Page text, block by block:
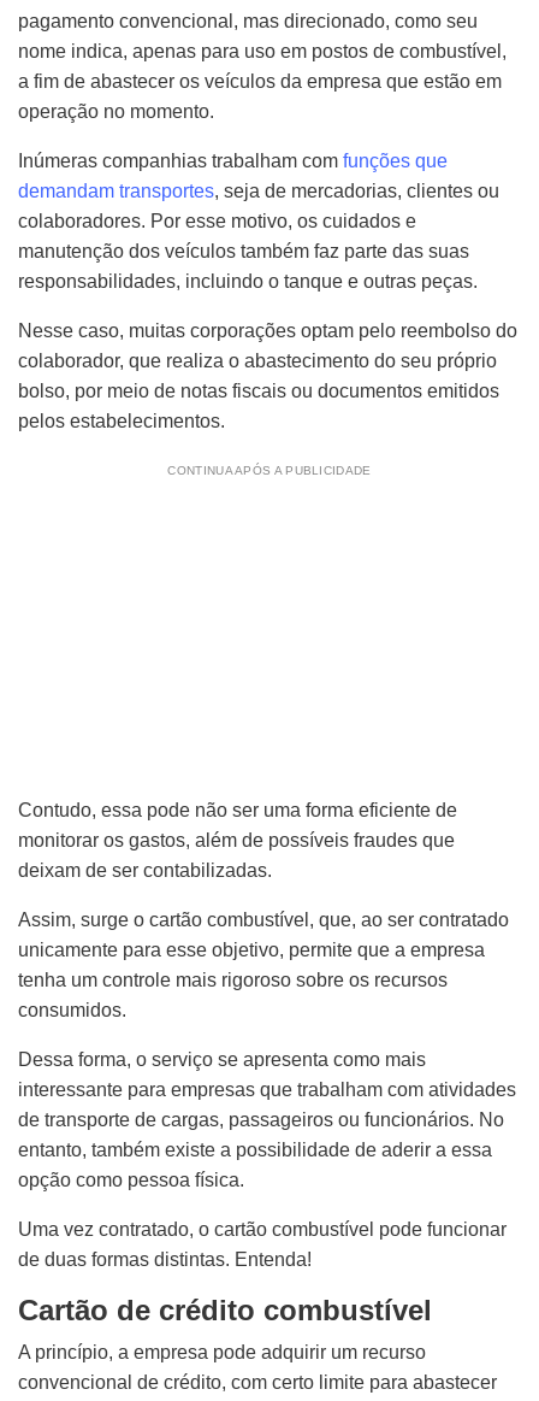
pagamento convencional, mas direcionado, como seu
nome indica, apenas para uso em postos de combustível,
a fim de abastecer os veículos da empresa que estão em
operação no momento.
Inúmeras companhias trabalham com funções que
demandam transportes, seja de mercadorias, clientes ou
colaboradores. Por esse motivo, os cuidados e
manutenção dos veículos também faz parte das suas
responsabilidades, incluindo o tanque e outras peças.
Nesse caso, muitas corporações optam pelo reembolso do
colaborador, que realiza o abastecimento do seu próprio
bolso, por meio de notas fiscais ou documentos emitidos
pelos estabelecimentos.
CONTINUA APÓS A PUBLICIDADE
Contudo, essa pode não ser uma forma eficiente de
monitorar os gastos, além de possíveis fraudes que
deixam de ser contabilizadas.
Assim, surge o cartão combustível, que, ao ser contratado
unicamente para esse objetivo, permite que a empresa
tenha um controle mais rigoroso sobre os recursos
consumidos.
Dessa forma, o serviço se apresenta como mais
interessante para empresas que trabalham com atividades
de transporte de cargas, passageiros ou funcionários. No
entanto, também existe a possibilidade de aderir a essa
opção como pessoa física.
Uma vez contratado, o cartão combustível pode funcionar
de duas formas distintas. Entenda!
Cartão de crédito combustível
A princípio, a empresa pode adquirir um recurso
convencional de crédito, com certo limite para abastecer